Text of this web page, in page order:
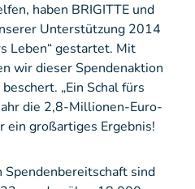
haben BRIGITTE und
Unterstützung 2014
Leben“ gestartet. Mit
wir dieser Spendenaktion
„Ein Schal fürs
die 2,8-Millionen-Euro-
ein großartiges Ergebnis!
sind